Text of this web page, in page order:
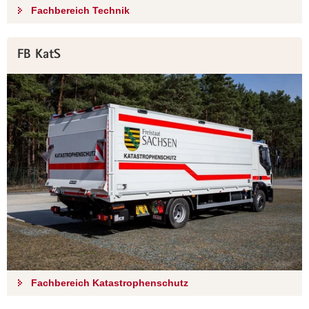
Fachbereich Technik
FB KatS
Fachbereich Katastrophenschutz